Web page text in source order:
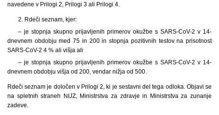
navedene v Prilogi 2, Prilogi 3 ali Prilogi 4.
2. Rdeči seznam, kjer:
– je stopnja skupno prijavljenih primerov okužbe s SARS-CoV-2 v 14-
dnevnem obdobju med 75 in 200 in stopnja pozitivnih testov na prisotnost
SARS-CoV-2 4 % ali višja ali
– je stopnja skupno prijavljenih primerov okužbe s SARS-CoV-2 v 14-
dnevnem obdobju višja od 200, vendar nižja od 500.
Rdeči seznam je določen v Prilogi 2, ki je sestavni del tega odloka. Objavi se
na spletnih straneh NIJZ, Ministrstva za zdravje in Ministrstva za zunanje
zadeve.